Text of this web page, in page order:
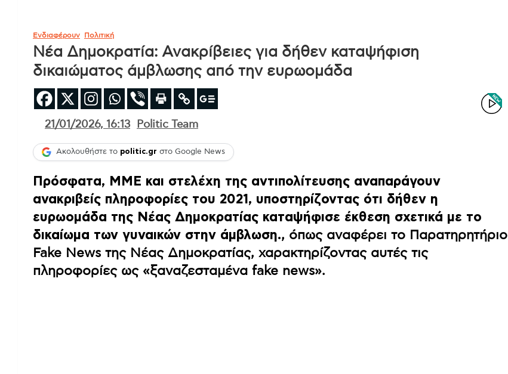
Ενδιαφέρουν Πολιτική
Νέα Δημοκρατία: Ανακρίβειες για δήθεν καταψήφιση
δικαιώματος άμβλωσης από την ευρωομάδα
21/01/2026, 16:13 Politic Team
Ακολουθήστε το politic.gr στο Google News
Πρόσφατα, ΜΜΕ και στελέχη της αντιπολίτευσης αναπαράγουν
ανακριβείς πληροφορίες του 2021, υποστηρίζοντας ότι δήθεν η
ευρωομάδα της Νέας Δημοκρατίας καταψήφισε έκθεση σχετικά με το
δικαίωμα των γυναικών στην άμβλωση., όπως αναφέρει το Παρατηρητήριο
Fake News της Νέας Δημοκρατίας, χαρακτηρίζοντας αυτές τις
πληροφορίες ως «ξαναζεσταμένα fake news».